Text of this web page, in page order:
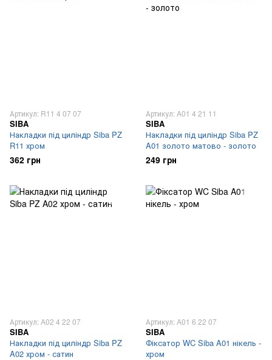
Артикул: R11 4 07 07
SIBA
Накладки під циліндр Siba PZ
R11 хром
362 грн
Артикул: A01 4 21 11
SIBA
Накладки під циліндр Siba PZ
A01 золото матово - золото
249 грн
Артикул: A02 4 22 07
SIBA
Накладки під циліндр Siba PZ
A02 хром - сатин
Артикул: A01 6 22 07
SIBA
Фіксатор WC Siba A01 нікель -
хром